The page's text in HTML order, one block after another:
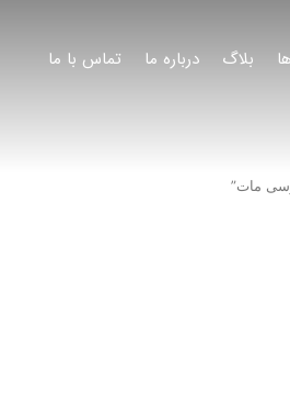
بلاگ درباره ما تماس با ما
مات”